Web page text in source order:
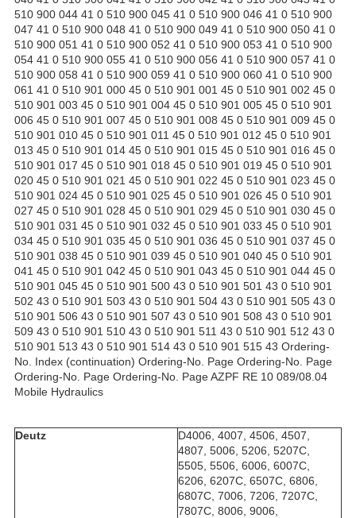
510 900 044 41 0 510 900 045 41 0 510 900 046 41 0 510 900
047 41 0 510 900 048 41 0 510 900 049 41 0 510 900 050 41 0
510 900 051 41 0 510 900 052 41 0 510 900 053 41 0 510 900
054 41 0 510 900 055 41 0 510 900 056 41 0 510 900 057 41 0
510 900 058 41 0 510 900 059 41 0 510 900 060 41 0 510 900
061 41 0 510 901 000 45 0 510 901 001 45 0 510 901 002 45 0
510 901 003 45 0 510 901 004 45 0 510 901 005 45 0 510 901
006 45 0 510 901 007 45 0 510 901 008 45 0 510 901 009 45 0
510 901 010 45 0 510 901 011 45 0 510 901 012 45 0 510 901
013 45 0 510 901 014 45 0 510 901 015 45 0 510 901 016 45 0
510 901 017 45 0 510 901 018 45 0 510 901 019 45 0 510 901
020 45 0 510 901 021 45 0 510 901 022 45 0 510 901 023 45 0
510 901 024 45 0 510 901 025 45 0 510 901 026 45 0 510 901
027 45 0 510 901 028 45 0 510 901 029 45 0 510 901 030 45 0
510 901 031 45 0 510 901 032 45 0 510 901 033 45 0 510 901
034 45 0 510 901 035 45 0 510 901 036 45 0 510 901 037 45 0
510 901 038 45 0 510 901 039 45 0 510 901 040 45 0 510 901
041 45 0 510 901 042 45 0 510 901 043 45 0 510 901 044 45 0
510 901 045 45 0 510 901 500 43 0 510 901 501 43 0 510 901
502 43 0 510 901 503 43 0 510 901 504 43 0 510 901 505 43 0
510 901 506 43 0 510 901 507 43 0 510 901 508 43 0 510 901
509 43 0 510 901 510 43 0 510 901 511 43 0 510 901 512 43 0
510 901 513 43 0 510 901 514 43 0 510 901 515 43 Ordering-
No. Index (continuation) Ordering-No. Page Ordering-No. Page
Ordering-No. Page Ordering-No. Page AZPF RE 10 089/08.04
Mobile Hydraulics
Deutz
D4006, 4007, 4506, 4507,
4807, 5006, 5206, 5207C,
5505, 5506, 6006, 6007C,
6206, 6207C, 6507C, 6806,
6807C, 7006, 7206, 7207C,
7807C, 8006, 9006,